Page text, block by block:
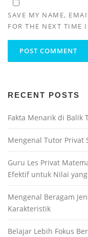
SAVE MY NAME,
FOR THE NEXT TIME
RECENT POSTS
Fakta Menarik di Balik
Mengenal Tutor Privat
Guru Les Privat
Efektif untuk Nilai
Mengenal Beragam
Karakteristik
Belajar Lebih Fokus